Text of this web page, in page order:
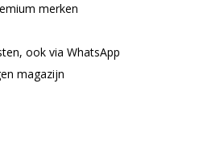
merken
ook via WhatsApp
magazijn